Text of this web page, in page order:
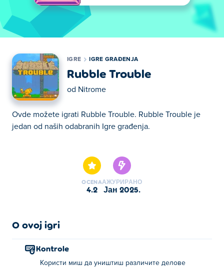
IGRE IGRE GRAĐENJA
Rubble Trouble
od Nitrome
Ovde možete igrati Rubble Trouble. Rubble Trouble je
jedan od naših odabranih Igre građenja.
OCENA
4.2
АЖУРИРАНО
јан 2025.
O ovoj igri
Kontrole
Користи миш да уништиш различите делове